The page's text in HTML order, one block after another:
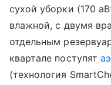
сухой уборки (170
влажной, с двумя
отдельным
квартале поступят
(технология